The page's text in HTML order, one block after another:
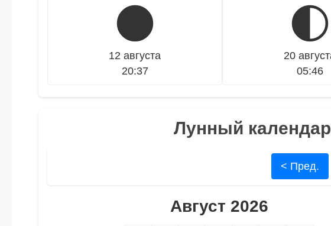
🌑
12 августа
20:37
🌓
20
05:46
Лунный
< Пред.
Август 2026